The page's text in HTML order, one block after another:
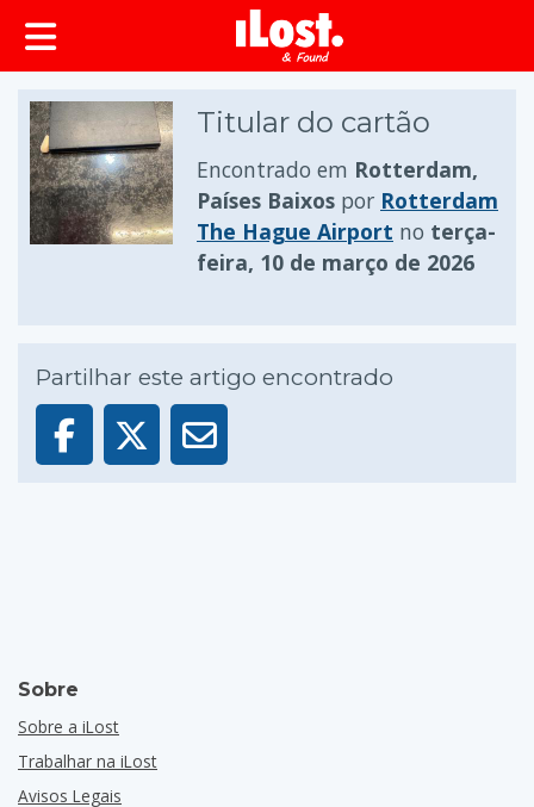
conteúdo principal
Titular do cartão
Encontrado em Rotterdam,
Países Baixos por Rotterdam
The Hague Airport no terça-
feira, 10 de março de 2026
Partilhar este artigo encontrado
Sobre
Sobre a iLost
Trabalhar na iLost
Avisos Legais